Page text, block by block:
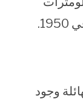
وجود